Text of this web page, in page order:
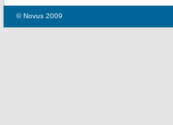
© Novus 2009